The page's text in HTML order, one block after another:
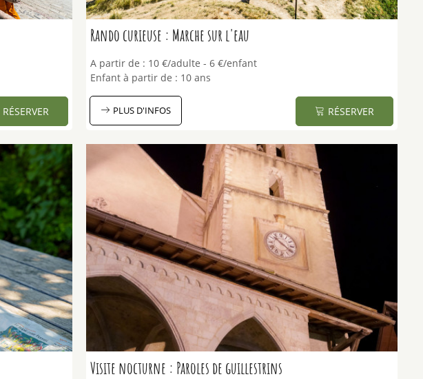
RÉSERVER
Rando curieuse : Marche sur l'eau
A partir de : 10 €/adulte 6 €/enfant
Enfant à partir de : 10 ans
PLUS D'INFOS RÉSERVER
Visite nocturne : Paroles de guillestrins